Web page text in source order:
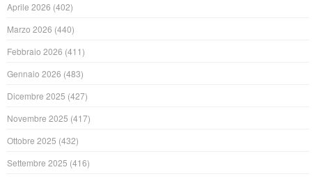
Aprile 2026 (402)
Marzo 2026 (440)
Febbraio 2026 (411)
Gennaio 2026 (483)
Dicembre 2025 (427)
Novembre 2025 (417)
Ottobre 2025 (432)
Settembre 2025 (416)